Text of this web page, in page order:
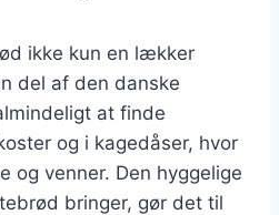
ikke kun en lækker
del af den danske
at finde
og i kagedåser, hvor
og venner. Den hyggelige
bringer, gør det til